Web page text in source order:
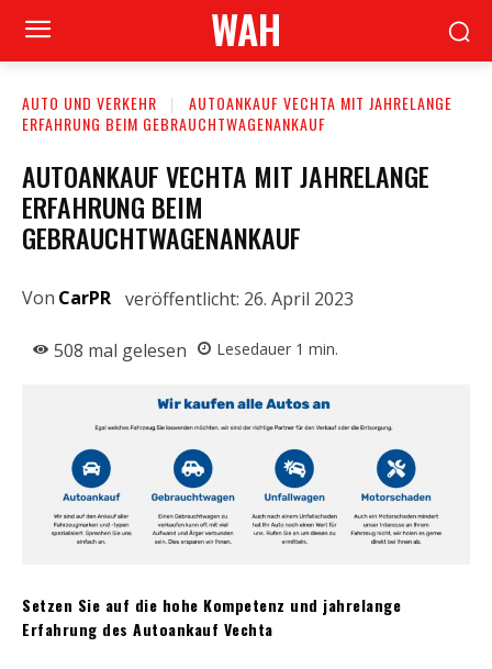
WAH
AUTO UND VERKEHR
AUTOANKAUF VECHTA MIT JAHRELANGE
ERFAHRUNG BEIM GEBRAUCHTWAGENANKAUF
AUTOANKAUF VECHTA MIT JAHRELANGE
ERFAHRUNG BEIM
GEBRAUCHTWAGENANKAUF
Von CarPR veröffentlicht: 26. April 2023
508 mal gelesen Lesedauer 1 min.
Setzen Sie auf die hohe Kompetenz und jahrelange
Erfahrung des Autoankauf Vechta